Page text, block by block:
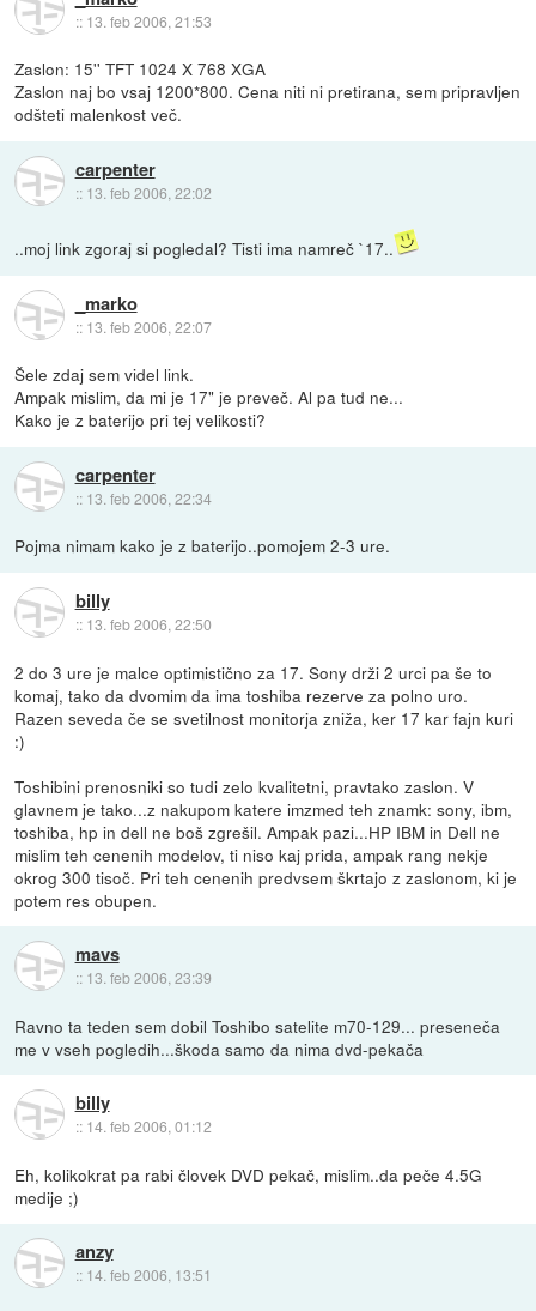
:: 13. feb 2006, 21:53
Zaslon: 15'' TFT 1024 X 768 XGA
Zaslon naj bo vsaj 1200*800. Cena niti ni pretirana, sem pripravljen
odšteti malenkost več.
carpenter
:: 13. feb 2006, 22:02
..moj link zgoraj si pogledal? Tisti ima namreč `17..
_marko
:: 13. feb 2006, 22:07
Šele zdaj sem videl link.
Ampak mislim, da mi je 17" je preveč. Al pa tud ne...
Kako je z baterijo pri tej velikosti?
carpenter
:: 13. feb 2006, 22:34
Pojma nimam kako je z baterijo..pomojem 2-3 ure.
billy
:: 13. feb 2006, 22:50
2 do 3 ure je malce optimistično za 17. Sony drži 2 urci pa še to
komaj, tako da dvomim da ima toshiba rezerve za polno uro.
Razen seveda če se svetilnost monitorja zniža, ker 17 kar fajn kuri
:)
Toshibini prenosniki so tudi zelo kvalitetni, pravtako zaslon. V
glavnem je tako...z nakupom katere imzmed teh znamk: sony, ibm,
toshiba, hp in dell ne boš zgrešil. Ampak pazi...HP IBM in Dell ne
mislim teh cenenih modelov, ti niso kaj prida, ampak rang nekje
okrog 300 tisoč. Pri teh cenenih predvsem škrtajo z zaslonom, ki je
potem res obupen.
mavs
:: 13. feb 2006, 23:39
Ravno ta teden sem dobil Toshibo satelite m70-129... preseneča
me v vseh pogledih...škoda samo da nima dvd-pekača
billy
:: 14. feb 2006, 01:12
Eh, kolikokrat pa rabi človek DVD pekač, mislim..da peče 4.5G
medije ;)
anzy
:: 14. feb 2006, 13:51